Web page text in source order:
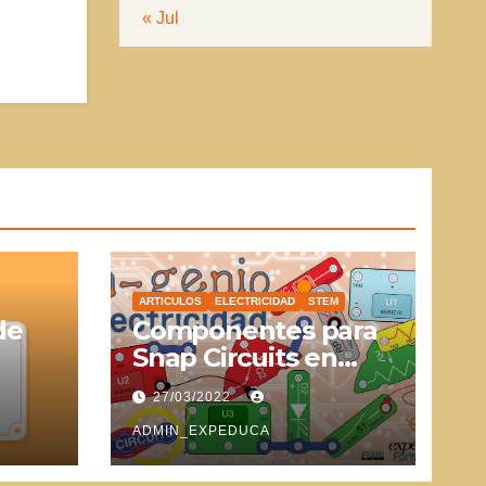
« Jul
ARTICULOS ELECTRICIDAD STEM
Componentes para
Snap Circuits en
SVG
27/03/2022
ADMIN_EXPEDUCA